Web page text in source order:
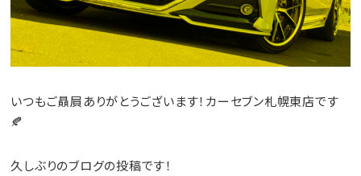
いつもご贔屓ありがとうございます！カーセブン札幌東店です
🍂
久しぶりのブログの投稿です！